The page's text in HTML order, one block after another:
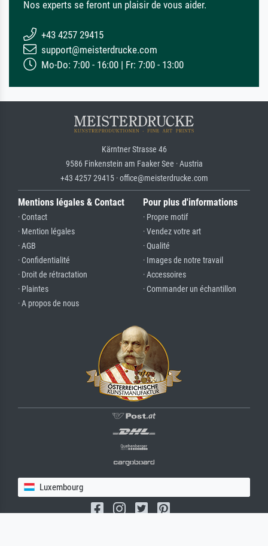
Nos experts se feront un plaisir de vous aider.
+43 4257 29415
support@meisterdrucke.com
Mo-Do: 7:00 - 16:00 | Fr: 7:00 - 13:00
Kärntner Strasse 46
9586 Finkenstein am Faaker See · Austria
+43 4257 29415 · office@meisterdrucke.com
Mentions légales & Contact
· Contact
· Mention légales
· AGB
· Confidentialité
· Droit de rétractation
· Plaintes
· A propos de nous
Pour plus d'informations
· Propre motif
· Vendez votre art
· Qualité
· Images de notre travail
· Accessoires
· Commander un échantillon
Luxembourg